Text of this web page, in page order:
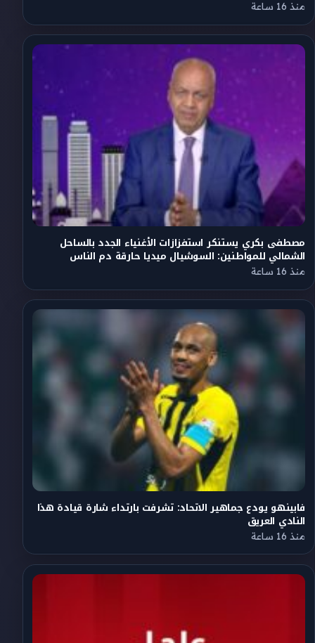
منذ 16 ساعة
مصطفى بكري يستنكر استفزازات الأغنياء الجدد بالساحل
الشمالي للمواطنين: السوشيال ميديا حارقة دم الناس
منذ 16 ساعة
فابينهو يودع جماهير الاتحاد: تشرفت بارتداء شارة قيادة هذا
النادي العريق
منذ 16 ساعة